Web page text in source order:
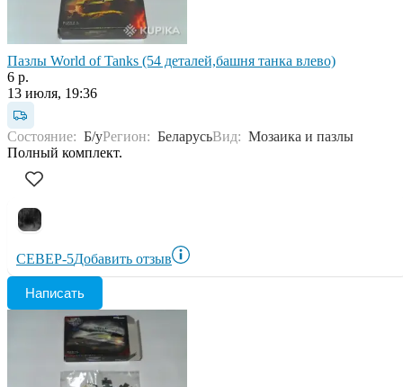
Пазлы World of Tanks (54 деталей,башня танка влево)
6 р.
13 июля, 19:36
Состояние: Б/уРегион: БеларусьВид: Мозаика и пазлы
Полный комплект.
СЕВЕР-5Добавить отзыв
Написать